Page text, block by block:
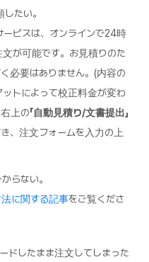
たい。
ビスは、オンラインで24時
が可能です。お見積りのた
必要はありません。(内容の
トによって校正料金が変わ
上の「自動見積り/文書提出」
、注文フォームを入力の上
らない。
に関する記事をご覧くださ
ドしたまま注文してしまった